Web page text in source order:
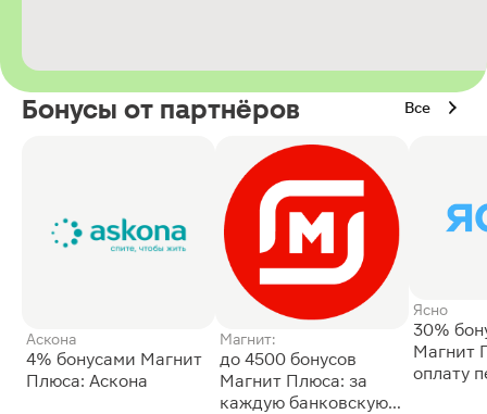
Бонусы от партнёров Все
Аскона
4% бонусами Магнит
Плюса: Аскона
Магнит:
до 4500 бонусов
Магнит Плюса: за
каждую банковскую
Ясно
30%
Магнит
оплату